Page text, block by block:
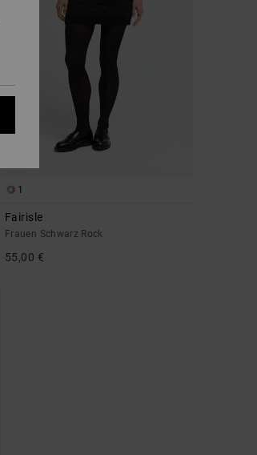
1
Fairisle
Frauen Schwarz Rock
55,00 €